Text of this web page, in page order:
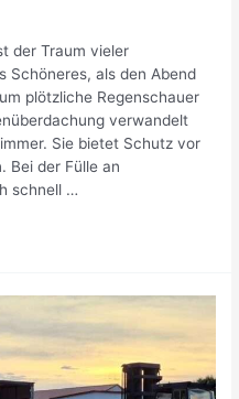
der Traum vieler
Schöneres, als den Abend
plötzliche Regenschauer
verwandelt
Sie bietet Schutz vor
Bei der Fülle an
schnell …